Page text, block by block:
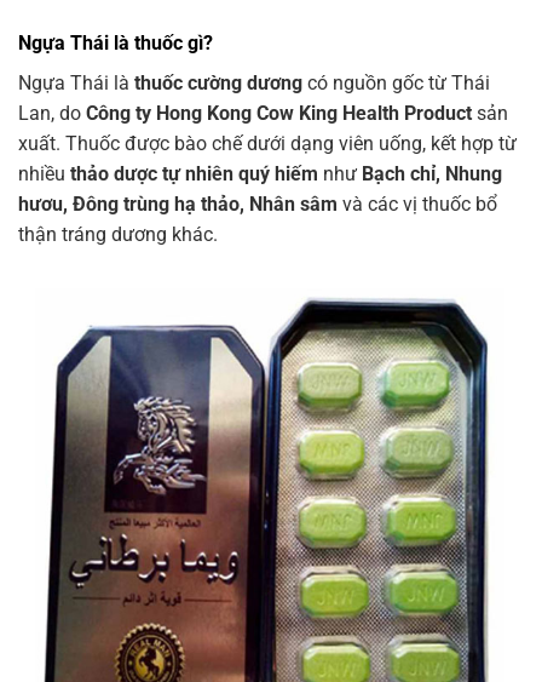
Ngựa Thái là thuốc gì?
Ngựa Thái là thuốc cường dương có nguồn gốc từ Thái
Lan, do Công ty Hong Kong Cow King Health Product sản
xuất. Thuốc được bào chế dưới dạng viên uống, kết hợp từ
nhiều thảo dược tự nhiên quý hiếm như Bạch chỉ, Nhung
hươu, Đông trùng hạ thảo, Nhân sâm và các vị thuốc bổ
thận tráng dương khác.